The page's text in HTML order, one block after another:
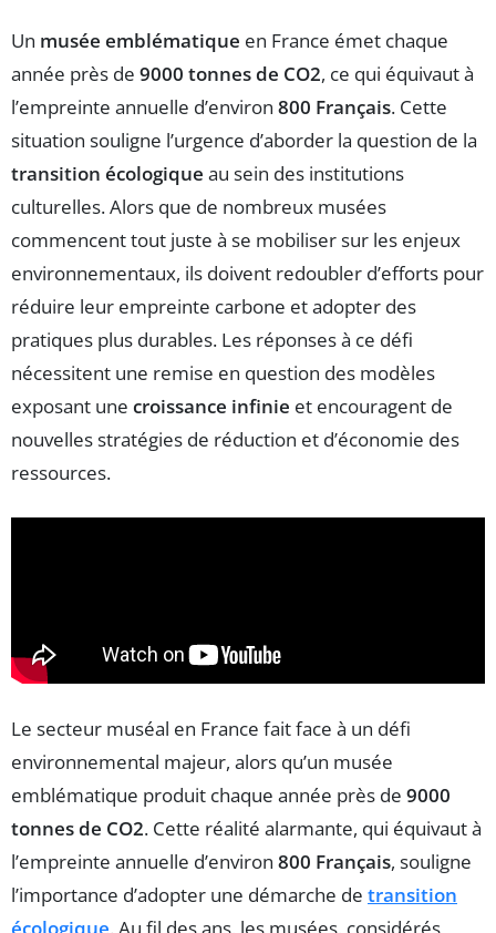
Un musée emblématique en France émet chaque
année près de 9000 tonnes de CO2, ce qui équivaut à
l’empreinte annuelle d’environ 800 Français. Cette
situation souligne l’urgence d’aborder la question de la
transition écologique au sein des institutions
culturelles. Alors que de nombreux musées
commencent tout juste à se mobiliser sur les enjeux
environnementaux, ils doivent redoubler d’efforts pour
réduire leur empreinte carbone et adopter des
pratiques plus durables. Les réponses à ce défi
nécessitent une remise en question des modèles
exposant une croissance infinie et encouragent de
nouvelles stratégies de réduction et d’économie des
ressources.
Le secteur muséal en France fait face à un défi
environnemental majeur, alors qu’un musée
emblématique produit chaque année près de 9000
tonnes de CO2. Cette réalité alarmante, qui équivaut à
l’empreinte annuelle d’environ 800 Français, souligne
l’importance d’adopter une démarche de transition
écologique. Au fil des ans, les musées, considérés